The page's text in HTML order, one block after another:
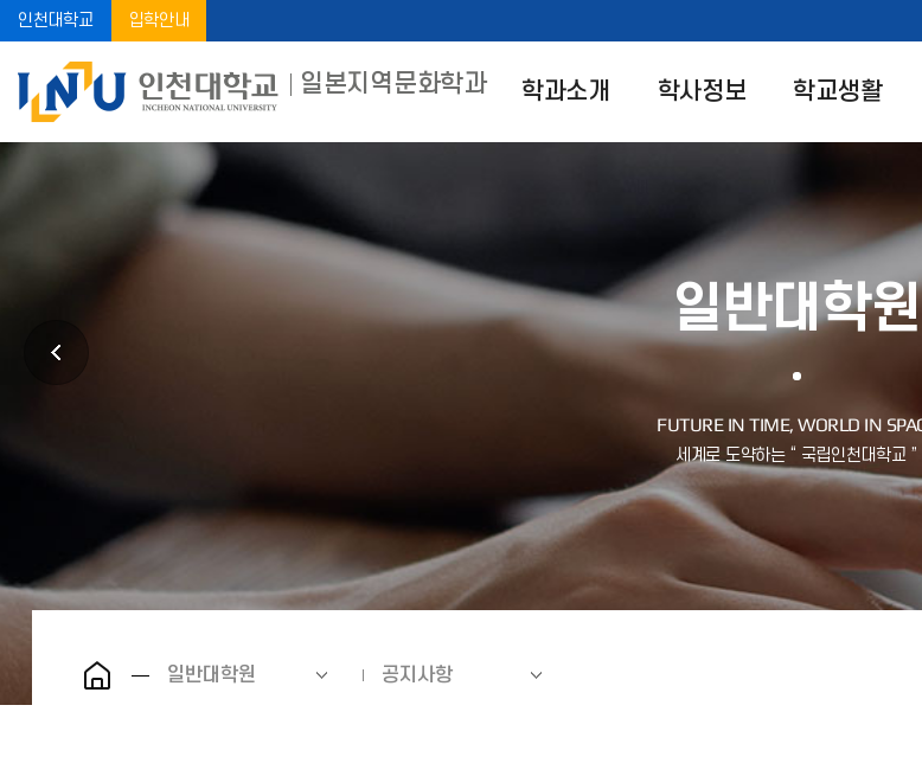
인천대학교 입학안내
일본지역문화학과 학과소개 학사정보 학교생활
일반대학원
일반대학원 공지사항